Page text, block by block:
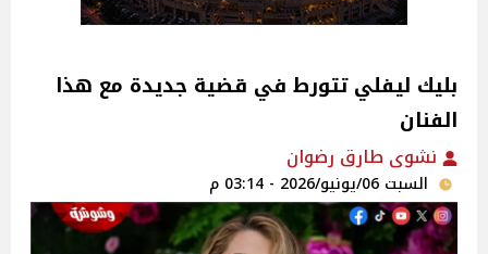
بليك ليفلي تتورط في قضية جديدة مع هذا
الفنان
نشوى طارق رضوان
السبت 06/يونيو/2026 - 03:14 م